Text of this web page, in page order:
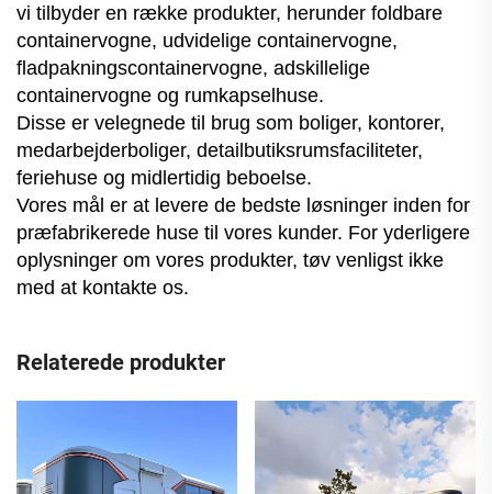
vi tilbyder en række produkter, herunder foldbare
containervogne, udvidelige containervogne,
fladpakningscontainervogne, adskillelige
containervogne og rumkapselhuse.
Disse er velegnede til brug som boliger, kontorer,
medarbejderboliger, detailbutiksrumsfaciliteter,
feriehuse og midlertidig beboelse.
Vores mål er at levere de bedste løsninger inden for
præfabrikerede huse til vores kunder. For yderligere
oplysninger om vores produkter, tøv venligst ikke
med at kontakte os.
Relaterede produkter